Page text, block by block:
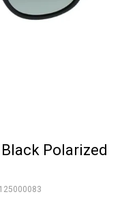
Polarized